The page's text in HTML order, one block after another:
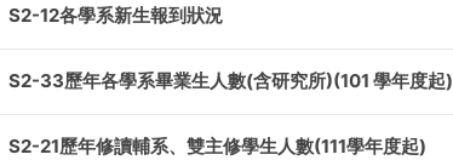
S2-12各學系新生報到狀況
S2-33歷年各學系畢業生人數(含研究所)(101 學年度起)
S2-21歷年修讀輔系、雙主修學生人數(111學年度起)